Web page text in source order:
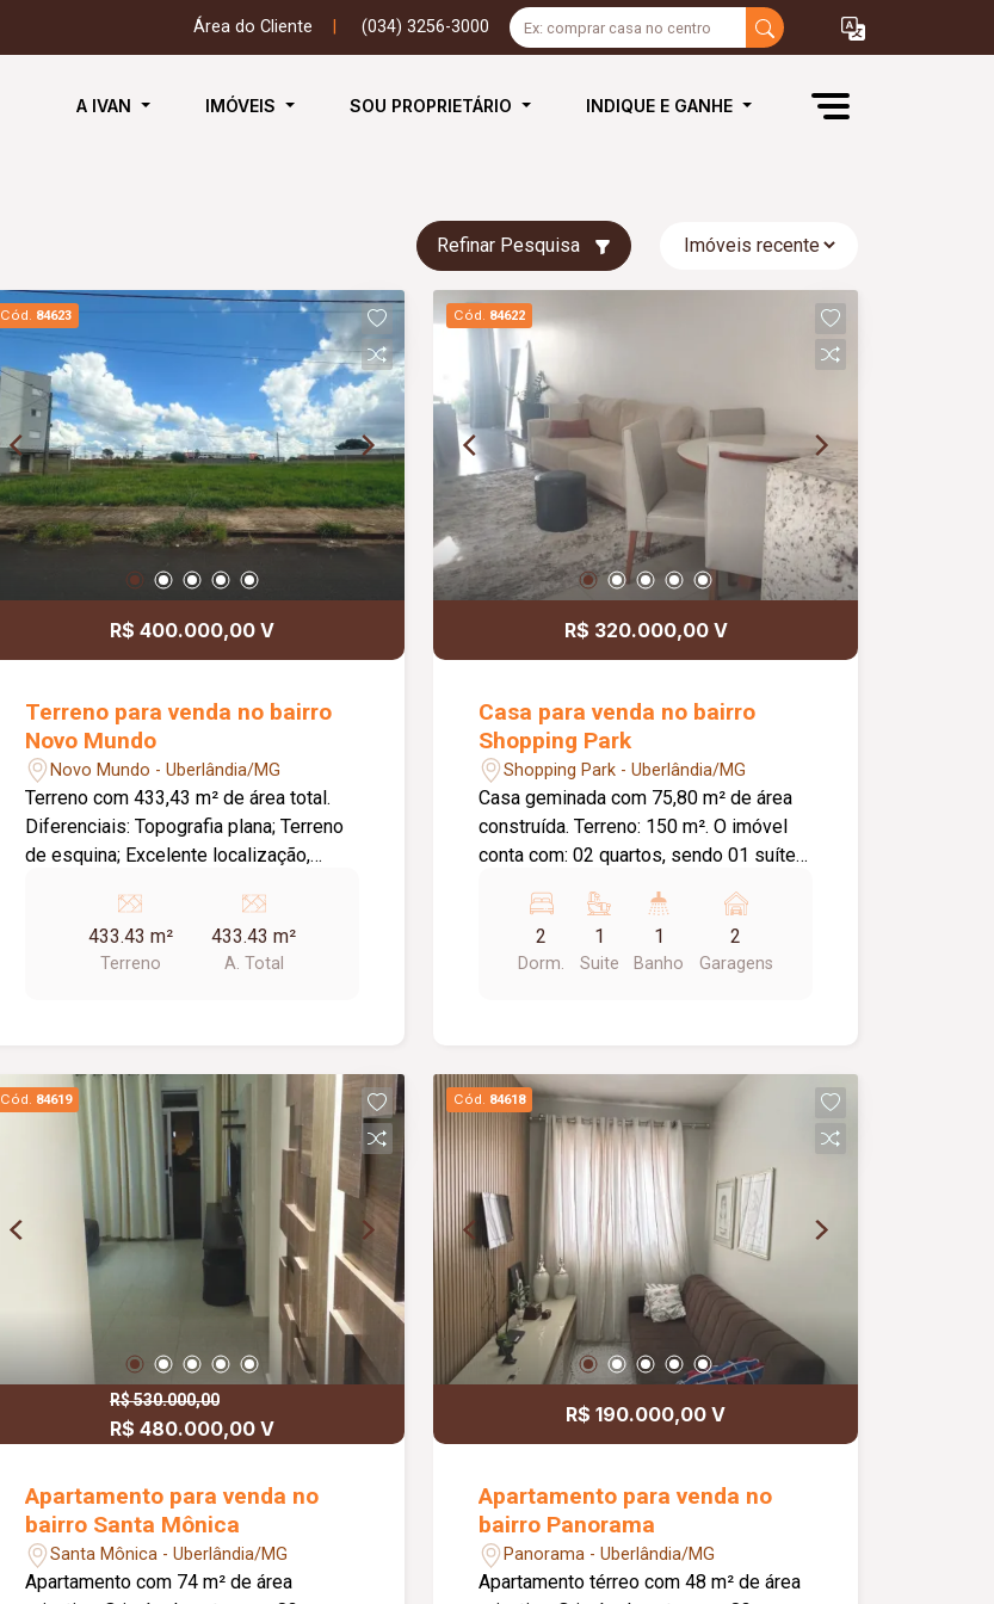
Área do Cliente (034) 3256-3000
A IVAN IMÓVEIS SOU PROPRIETÁRIO INDIQUE E GANHE
Refinar Pesquisa
Cód. 84623
R$ 400.000,00 V
Terreno para venda no bairro
Novo Mundo
Novo Mundo - Uberlândia/MG
Terreno com 433,43 m² de área total.
Diferenciais: Topografia plana; Terreno
de esquina; Excelente localização,
avenida principal; Excelente
oportunidade para investimento.
433.43 m²
Terreno
433.43 m²
A. Total
Cód. 84622
R$ 320.000,00 V
Casa para venda no bairro
Shopping Park
Shopping Park - Uberlândia/MG
Casa geminada com 75,80 m² de área
construída. Terreno: 150 m². O imóvel
conta com: 02 quartos, sendo 01 suíte
de TV; Sala de jantar; Hall de entrada;
Jardim de inverno; Cozinha ampla com
móveis planejados; Quintal com jardim;
Interfone; Piso em porcelanato;
Ambientes modernos, bem distribuídos
e funcionais, proporcionando conforto e
praticidade para toda a família.
2
Dorm.
1
Suite
1
Banho
2
Garagens
Cód. 84619
R$ 530.000,00
R$ 480.000,00 V
Apartamento para venda no
bairro Santa Mônica
Santa Mônica - Uberlândia/MG
Apartamento com 74 m² de área
Cód. 84618
R$ 190.000,00 V
Apartamento para venda no
bairro Panorama
Panorama - Uberlândia/MG
Apartamento térreo com 48 m² de área